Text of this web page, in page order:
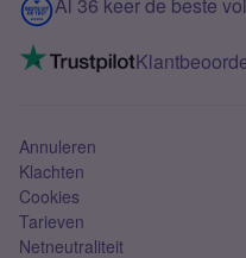
Mobiel internet
Mobiel abonnement
VoLTE 4G bellen
Annuleren
Klachten
Cookies
Tarieven
Netneutraliteit